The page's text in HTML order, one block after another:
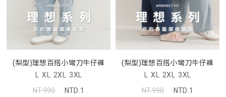
(梨型)理想百搭小彎刀牛仔褲
L XL 2XL 3XL
NT.990
NTD.1
(梨型)理想百搭小彎刀牛仔褲
L XL 2XL 3XL
NT.990
NTD.1